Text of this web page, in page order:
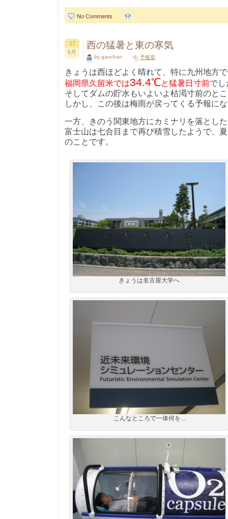
No Comments
17
6月
西の猛暑と東の寒気
by ganchan 予報室
きょうは西ほどよく晴れて、特に九州地方
福岡県久留米では34.4℃と猛暑日寸前でし
そしてダムの貯水もいよいよ枯渇寸前のと
しかし、この後は梅雨が戻ってくる予報に
一方、きのう関東地方にカミナリを落とし
富士山は七合目まで再び積雪したようで、
のことです。
きょうは名古屋大学へ
こんなところで一体何を...